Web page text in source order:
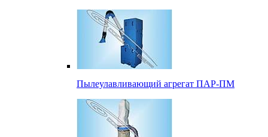
Пылеулавливающий агрегат ПАР-ПМ